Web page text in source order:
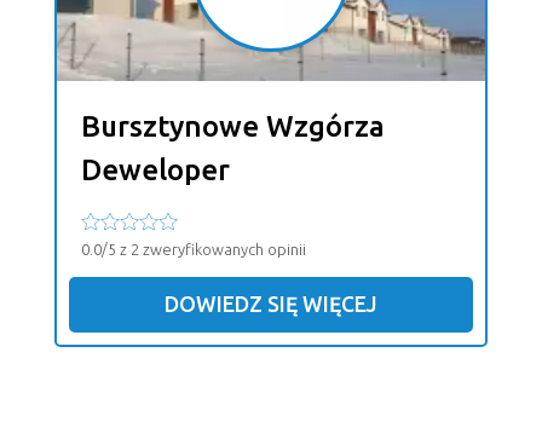
Bursztynowe Wzgórza
Deweloper
0.0/5 z 2 zweryfikowanych opinii
DOWIEDZ SIĘ WIĘCEJ